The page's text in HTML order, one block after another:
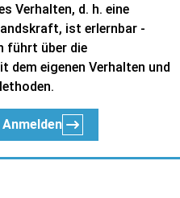
Verhalten, d. h. eine
ist erlernbar -
führt über die
dem eigenen Verhalten und
Anmelden